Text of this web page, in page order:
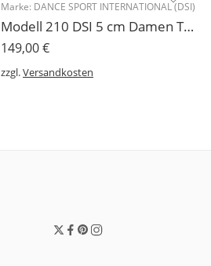
Marke: DANCE SPORT INTERNATIONAL (DSI)
Modell 210 DSI 5 cm Damen Tanzschuh Standard Modell Paris
149,00€
zzgl.Versandkosten